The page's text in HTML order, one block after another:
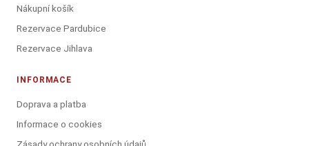
Nákupní košík
Rezervace Pardubice
Rezervace Jihlava
INFORMACE
Doprava a platba
Informace o cookies